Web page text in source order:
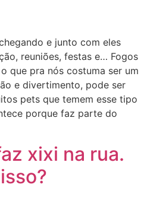
e junto com eles
reuniões, festas e… Fogos
que pra nós costuma ser um
e divertimento, pode ser
pets que temem esse tipo
porque faz parte do
xixi na rua.